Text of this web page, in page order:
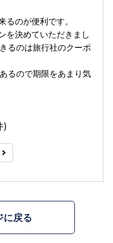
のが便利です。
を決めていただきまし
るのは旅行社のクーポ
るので期限をあまり気
)
に戻る